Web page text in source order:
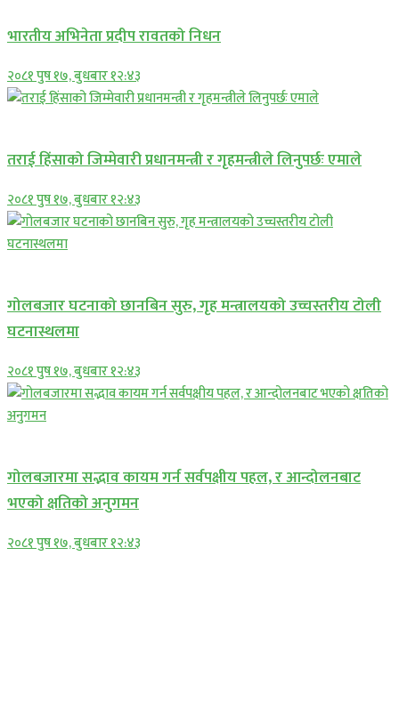
भारतीय अभिनेता प्रदीप रावतको निधन
२०८१ पुष १७, बुधबार १२:४३
तराई हिंसाको जिम्मेवारी प्रधानमन्त्री र गृहमन्त्रीले लिनुपर्छः एमाले
२०८१ पुष १७, बुधबार १२:४३
गोलबजार घटनाको छानबिन सुरु, गृह मन्त्रालयको उच्चस्तरीय टोली
घटनास्थलमा
२०८१ पुष १७, बुधबार १२:४३
गोलबजारमा सद्भाव कायम गर्न सर्वपक्षीय पहल, र आन्दोलनबाट
भएको क्षतिको अनुगमन
२०८१ पुष १७, बुधबार १२:४३